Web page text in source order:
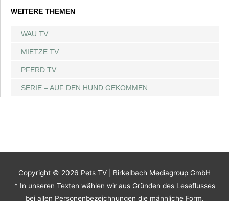
WEITERE THEMEN
WAU TV
MIETZE TV
PFERD TV
SERIE – AUF DEN HUND GEKOMMEN
Copyright © 2026 Pets TV | Birkelbach Mediagroup GmbH
* In unseren Texten wählen wir aus Gründen des Leseflusses
bei allen Personenbezeichnungen die männliche Form.